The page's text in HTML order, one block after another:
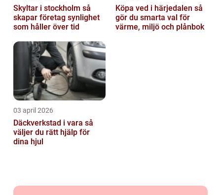
Skyltar i stockholm så
skapar företag synlighet
som håller över tid
Köpa ved i härjedalen så
gör du smarta val för
värme, miljö och plånbok
03 april 2026
Däckverkstad i vara så
väljer du rätt hjälp för
dina hjul